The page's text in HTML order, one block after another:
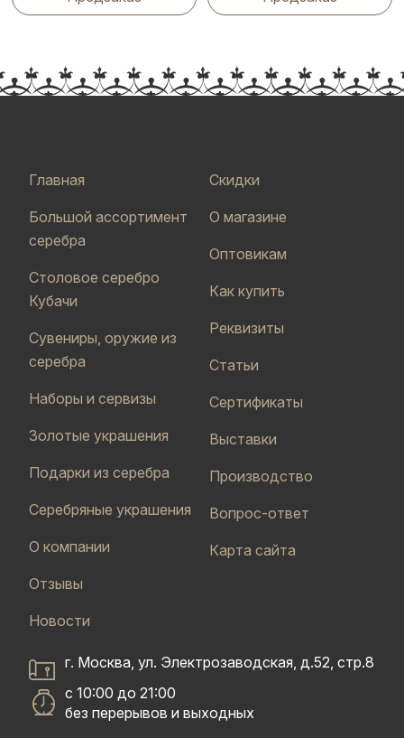
Главная
Большой ассортимент
серебра
Столовое серебро
Кубачи
Сувениры, оружие из
серебра
Наборы и сервизы
Золотые украшения
Подарки из серебра
Серебряные украшения
О компании
Отзывы
Новости
Скидки
О магазине
Оптовикам
Как купить
Реквизиты
Статьи
Сертификаты
Выставки
Производство
Вопрос-ответ
Карта сайта
г. Москва, ул. Электрозаводская, д.52, стр.8
с 10:00 до 21:00
без перерывов и выходных